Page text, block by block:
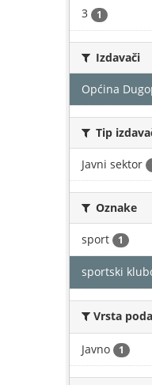
3 1
Izdavači
Općina
Tip
Javni sektor
Oznake
sport 1
sportski
Vrsta
Javno 1